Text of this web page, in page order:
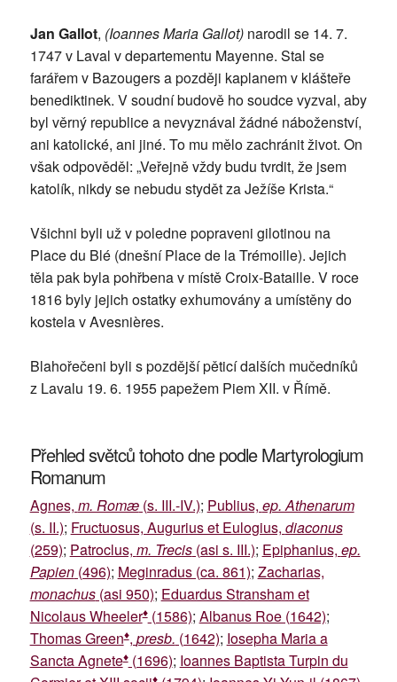
Jan Gallot, (Ioannes Maria Gallot)narodil se 14. 7.
1747 v Laval v departementu Mayenne. Stal se
farářem v Bazougers a později kaplanem v klášteře
benediktinek. V soudní budově ho soudce vyzval, aby
byl věrný republice a nevyznával žádné náboženství,
ani katolické, ani jiné. To mu mělo zachránit život. On
však odpověděl: „Veřejně vždy budu tvrdit, že jsem
katolík, nikdy se nebudu stydět za Ježíše Krista.“
Všichni byli už v poledne popraveni gilotinou na
Place du Blé (dnešní Place de la Trémoille). Jejich
těla pak byla pohřbena v místě Croix-Bataille. V roce
1816 byly jejich ostatky exhumovány a umístěny do
kostela v Avesnières.
Blahořečeni byli s pozdější pěticí dalších mučedníků
z Lavalu 19. 6. 1955 papežem Piem XII. v Římě.
Přehled světců tohoto dne podle Martyrologium
Romanum
Agnes, m. Romæ(s. III.-IV.); Publius, ep. Athenarum
(s. II.); Fructuosus, Augurius et Eulogius, diaconus
(259); Patroclus, m. Trecis(asi s. III.); Epiphanius, ep.
Papien(496); Meginradus (ca. 861); Zacharias,
monachus(asi 950); Eduardus Stransham et
Nicolaus Wheeler♦(1586); Albanus Roe (1642);
Thomas Green♦, presb. (1642); Iosepha Maria a
Sancta Agnete♦(1696); Ioannes Baptista Turpin du
♦